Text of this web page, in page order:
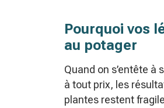
Pourquoi vos
au potager
Quand on s’entête
à tout prix, les
plantes restent